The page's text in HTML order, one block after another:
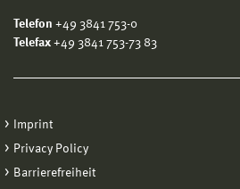
Telefon +49 3841 753-0
Telefax +49 3841 753-73 83
Imprint
Privacy Policy
Barrierefreiheit